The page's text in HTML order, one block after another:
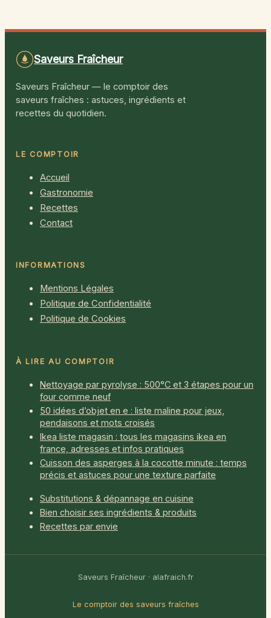
Saveurs Fraîcheur
Saveurs Fraîcheur — le comptoir des
saveurs fraîches : astuces, ingrédients et
recettes du quotidien.
LE COMPTOIR
Accueil
Gastronomie
Recettes
Contact
INFORMATIONS
Mentions Légales
Politique de Confidentialité
Politique de Cookies
À LIRE AU COMPTOIR
Nettoyage par pyrolyse : 500°C et 3 étapes pour un
four comme neuf
50 idées d’objet en e : liste maline pour jeux,
pendaisons et mots croisés
Ikea liste magasin : tous les magasins ikea en
france, adresses et infos pratiques
Cuisson des asperges à la cocotte minute : temps
précis et astuces pour une texture parfaite
Substitutions & dépannage en cuisine
Bien choisir ses ingrédients & produits
Recettes par envie
Saveurs Fraîcheur · alafraich.fr
Le comptoir des saveurs fraîches